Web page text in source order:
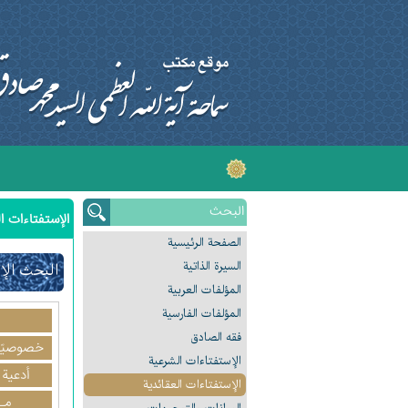
الصفحة الرئیسیة
السیرة الذاتیة
المؤلفات العربیة
المؤلفات الفارسیة
فقه الصادق
الإستفتاءات الشرعیة
الإستفتاءات العقائدیة
الإستفتاءات
البحث